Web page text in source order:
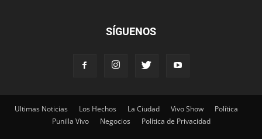
SÍGUENOS
Ultimas Noticias Los Hechos La Ciudad Vivo Show
Política
Punilla Vivo
Negocios Política de Privacidad